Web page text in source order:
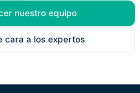
nuestro equipo
cara a los expertos